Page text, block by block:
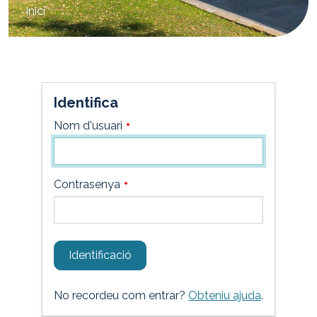
are
here:
Inici
Identifica
Nom d'usuari
Contrasenya
Identificació
No recordeu com entrar? Obteniu ajuda.